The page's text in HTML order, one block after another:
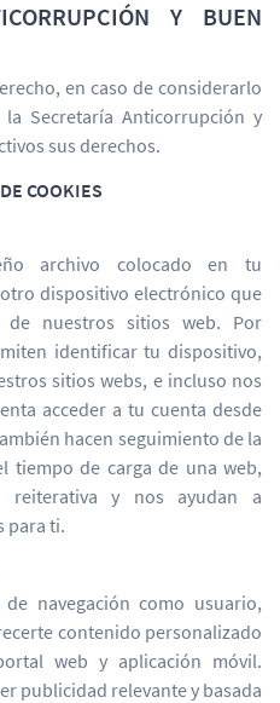
Y BUEN
en caso de considerarlo
Secretaría Anticorrupción y
sus derechos.
COOKIES
archivo colocado en tu
dispositivo electrónico que
de nuestros sitios web. Por
identificar tu dispositivo,
sitios webs, e incluso nos
acceder a tu cuenta desde
hacen seguimiento de la
tiempo de carga de una web,
reiterativa y nos ayudan a
para ti.
navegación como usuario,
contenido personalizado
web y aplicación móvil.
publicidad relevante y basada